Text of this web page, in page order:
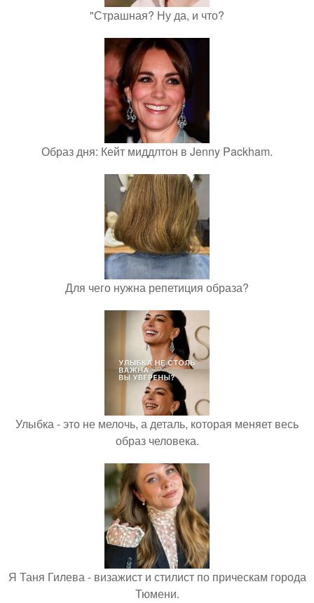
"Страшная? Ну да, и что?
Образ дня: Кейт миддлтон в Jenny Packham.
Для чего нужна репетиция образа?
Улыбка - это не мелочь, а деталь, которая меняет весь
образ человека.
Я Таня Гилева - визажист и стилист по прическам города
Тюмени.